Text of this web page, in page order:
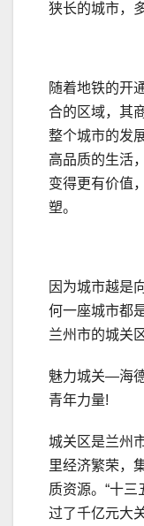
狭长的城市，
随着地铁的开
合的区域，其
整个城市的发
高品质的生活
变得更有价值
塑。
因为城市越是
何一座城市都
兰州市的城关
魅力城关—海
青年力量!
城关区是兰州
里经济繁荣，
质资源。“十三
过了千亿元大